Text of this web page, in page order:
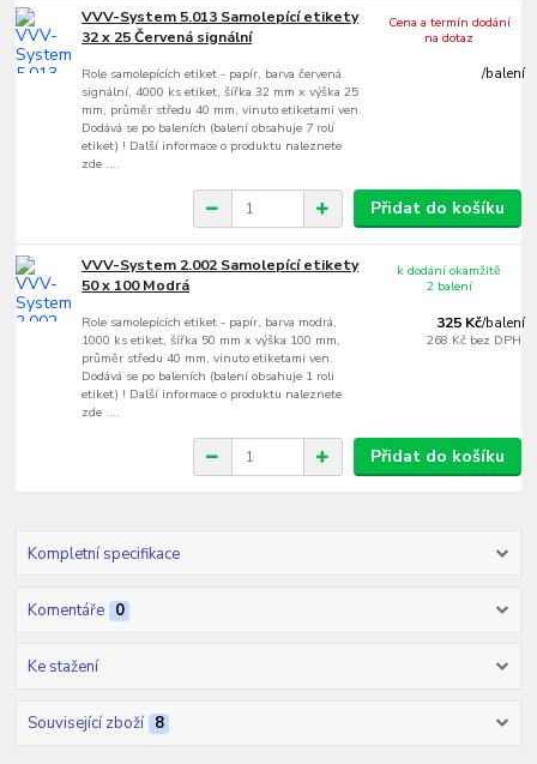
VVV-System 5.013 Samolepící etikety
32 x 25 Červená signální
Role samolepících etiket - papír, barva červená
signální, 4000 ks etiket, šířka 32 mm x výška 25
mm, průměr středu 40 mm, vinuto etiketami ven.
Dodává se po baleních (balení obsahuje 7 rolí
etiket) ! Další informace o produktu naleznete
zde ....
/balení
Cena a termín dodání
na dotaz
Přidat do košíku
VVV-System 2.002 Samolepící etikety
50 x 100 Modrá
Role samolepících etiket - papír, barva modrá,
1000 ks etiket, šířka 50 mm x výška 100 mm,
průměr středu 40 mm, vinuto etiketami ven.
Dodává se po baleních (balení obsahuje 1 roli
etiket) ! Další informace o produktu naleznete
zde ....
325 Kč/balení
268 Kč bez DPH
k dodání okamžitě
2 balení
Přidat do košíku
Kompletní specifikace
Komentáře 0
Ke stažení
Související zboží 8